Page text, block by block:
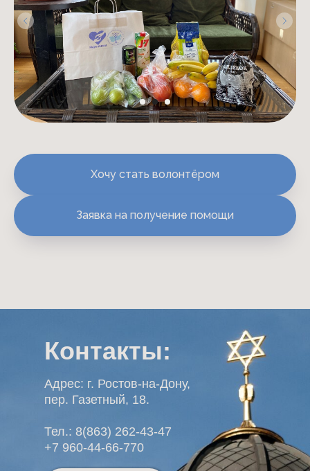
Хочу стать волонтёром
Заявка на получение помощи
Адрес: г. Ростов-на-Дону,
пер. Газетный, 18.
Тел.: 8(863) 262-43-47
+7 960-44-66-770
Контакты: